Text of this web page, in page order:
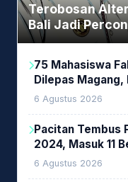
Terobosan
Bali Jadi
Pembiayaan
75 Mahasiswa
Dilepas
Penting
6 Agustus 2026
Pacitan Tembus
2024, Masuk 11
6 Agustus 2026